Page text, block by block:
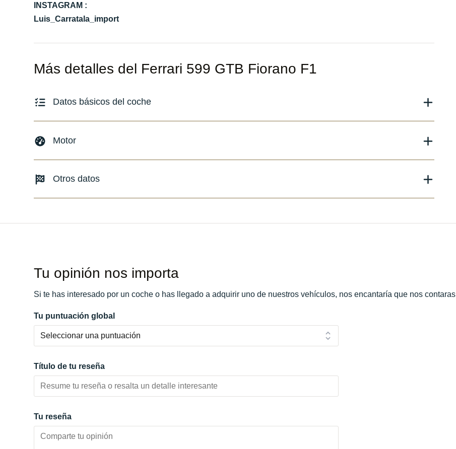
INSTAGRAM :
Luis_Carratala_import
Más detalles del Ferrari 599 GTB Fiorano F1
Datos básicos del coche
Versión:No especificado
Fecha de matriculación:02/2007
Kilómetros:30500
Motor
Transmisión:Automático
Tracción:N/D
Otros datos
Consumo:N/DL/100 KM
Carrocería:
N/D
Puertas:
Tu opinión nos importa
Si te has interesado por un coche o has llegado a adquirir uno de nuestros vehículos, nos encantaría que nos
Tu puntuación global
Título de tu reseña
Tu reseña